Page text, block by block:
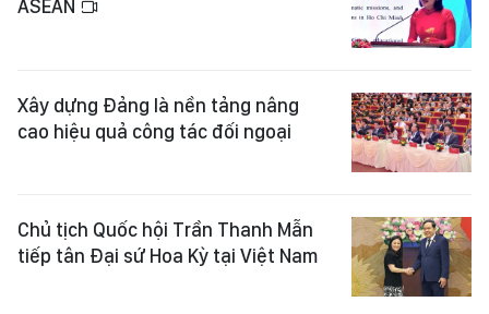
ASEAN
Xây dựng Đảng là nền tảng nâng
cao hiệu quả công tác đối ngoại
Chủ tịch Quốc hội Trần Thanh Mẫn
tiếp tân Đại sứ Hoa Kỳ tại Việt Nam